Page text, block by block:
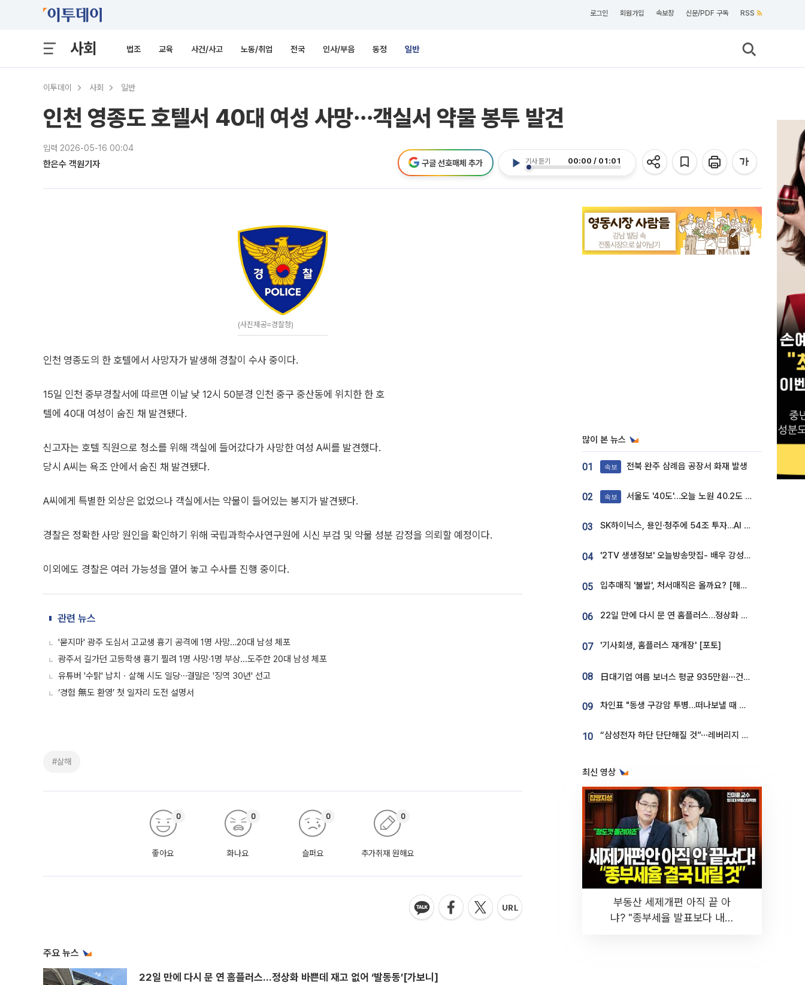
로그인 회원가입 속보창 신문/PDF 구독 RSS
사회 법조 교육 사건/사고 노동/취업 전국 인사/부음 동정 일반
이투데이 사회 일반
인천 영종도 호텔서 40대 여성 사망⋯객실서 약물 봉투 발견
입력 2026-05-16 00:04
한은수 객원기자 기사 듣기 00:00 / 01:01
구글 선호매체 추가
(사진제공=경찰청)
인천 영종도의 한 호텔에서 사망자가 발생해 경찰이 수사 중이다.
15일 인천 중부경찰서에 따르면 이날 낮 12시 50분경 인천 중구 중산동에 위치한 한 호
텔에 40대 여성이 숨진 채 발견됐다.
신고자는 호텔 직원으로 청소를 위해 객실에 들어갔다가 사망한 여성 A씨를 발견했다.
당시 A씨는 욕조 안에서 숨진 채 발견됐다.
A씨에게 특별한 외상은 없었으나 객실에서는 약물이 들어있는 봉지가 발견됐다.
경찰은 정확한 사망 원인을 확인하기 위해 국립과학수사연구원에 시신 부검 및 약물 성분 감정을 의뢰할 예정이다.
이외에도 경찰은 여러 가능성을 열어 놓고 수사를 진행 중이다.
관련 뉴스
'묻지마' 광주 도심서 고교생 흉기 공격에 1명 사망…20대 남성 체포
광주서 길가던 고등학생 흉기 찔려 1명 사망·1명 부상...도주한 20대 남성 체포
유튜버 '수탉' 납치ㆍ살해 시도 일당⋯결말은 '징역 30년' 선고
‘경험 無도 환영’ 첫 일자리 도전 설명서
#살해
좋아요
0
화나요
0
슬퍼요
0
추가취재 원해요
0
주요 뉴스
22일 만에 다시 문 연 홈플러스…정상화 바쁜데 재고 없어 ‘발동동’[가보니]
많이 본 뉴스
01 속보 전북 완주 삼례읍 공장서 화재 발생
02 속보 서울도 '40도'…오늘 노원 40.2도 기록
03 SK하이닉스, 용인·청주에 54조 투자…AI 메모리 생산기지 키운다
04 '2TV 생생정보' 오늘방송맛집- 배우 강성진 단골! 쌀국수ㆍ푸팟퐁 커리 맛집 '블○○○'
05 입추매직 '불발', 처서매직은 올까요? [해시태그]
06 22일 만에 다시 문 연 홈플러스…정상화 바쁜데 재고 없어 ‘발동동’[가보니]
07 '기사회생, 홈플러스 재개장' [포토]
08 日대기업 여름 보너스 평균 935만원⋯건설회사 1800만 넘어
09 차인표 "동생 구강암 투병…떠나보낼 때 가장 힘들었다”
10 “삼성전자 하단 단단해질 것”⋯레버리지 규제에 쏠림 완화 [찐코노미]
최신 영상
부동산 세제개편 아직 끝 아
냐? "종부세율 발표보다 내릴